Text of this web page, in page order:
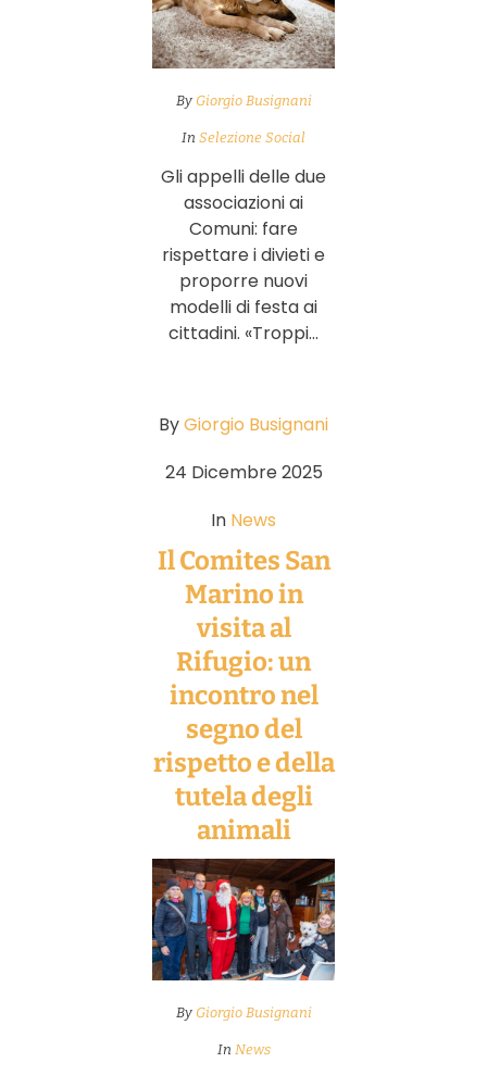
By Giorgio Busignani
In Selezione Social
Gli appelli delle due
associazioni ai
Comuni: fare
rispettare i divieti e
proporre nuovi
modelli di festa ai
cittadini. «Troppi...
ByGiorgio Busignani
24 Dicembre 2025
In News
Il Comites San
Marino in
visita al
Rifugio: un
incontro nel
segno del
rispetto e della
tutela degli
animali
By Giorgio Busignani
In News